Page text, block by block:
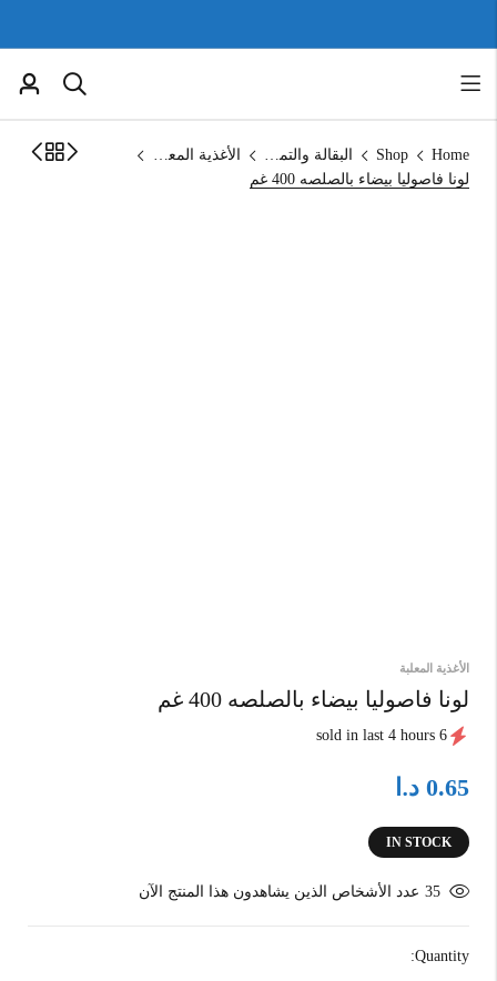
Home
Shop البقالة والتموين
الأغذية المعلبة
لونا فاصوليا بيضاء بالصلصه 400 غم
الأغذية المعلبة
لونا فاصوليا بيضاء بالصلصه 400 غم
6 sold in last 4 hours
0.65 د.ا
IN STOCK
35 عدد الأشخاص الذين يشاهدون هذا المنتج الآن
Quantity: